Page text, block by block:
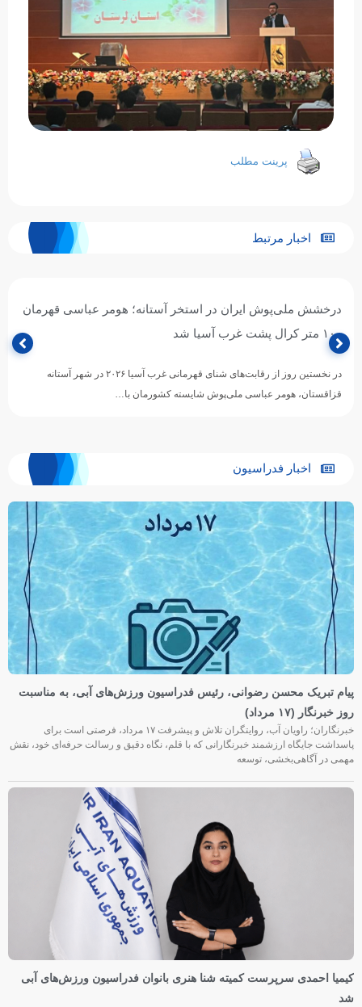
پرینت مطلب
اخبار مرتبط
حضور هومر عباسی در قهرمانی شنای غرب آسیا؛
هومر عباسی شناگر ملی‌پوش ایران، برای حضور در رقابت‌های قهرمانی شنای
غرب آسیا (AOSI West Asian Swimming Championships) وارد شهر…
اخبار فدراسیون
پیام تبریک محسن رضوانی، رئیس فدراسیون ورزش‌های آبی، به مناسبت
روز خبرنگار (۱۷ مرداد)
خبرنگاران؛ راویان آب، روایتگران تلاش و پیشرفت ۱۷ مرداد، فرصتی است برای
پاسداشت جایگاه ارزشمند خبرنگارانی که با قلم، نگاه دقیق و رسالت حرفه‌ای خود، نقش
مهمی در آگاهی‌بخشی، توسعه
کیمیا احمدی سرپرست کمیته شنا هنری بانوان فدراسیون ورزش‌های آبی
شد